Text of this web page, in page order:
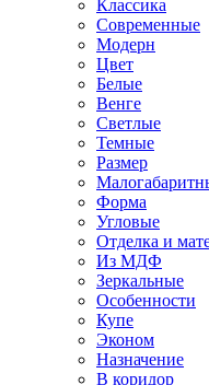
Классика
Современные
Модерн
Цвет
Белые
Венге
Светлые
Темные
Размер
Форма
Угловые
Отделка и
Из МДФ
Зеркальные
Особенности
Купе
Эконом
Назначение
В коридор